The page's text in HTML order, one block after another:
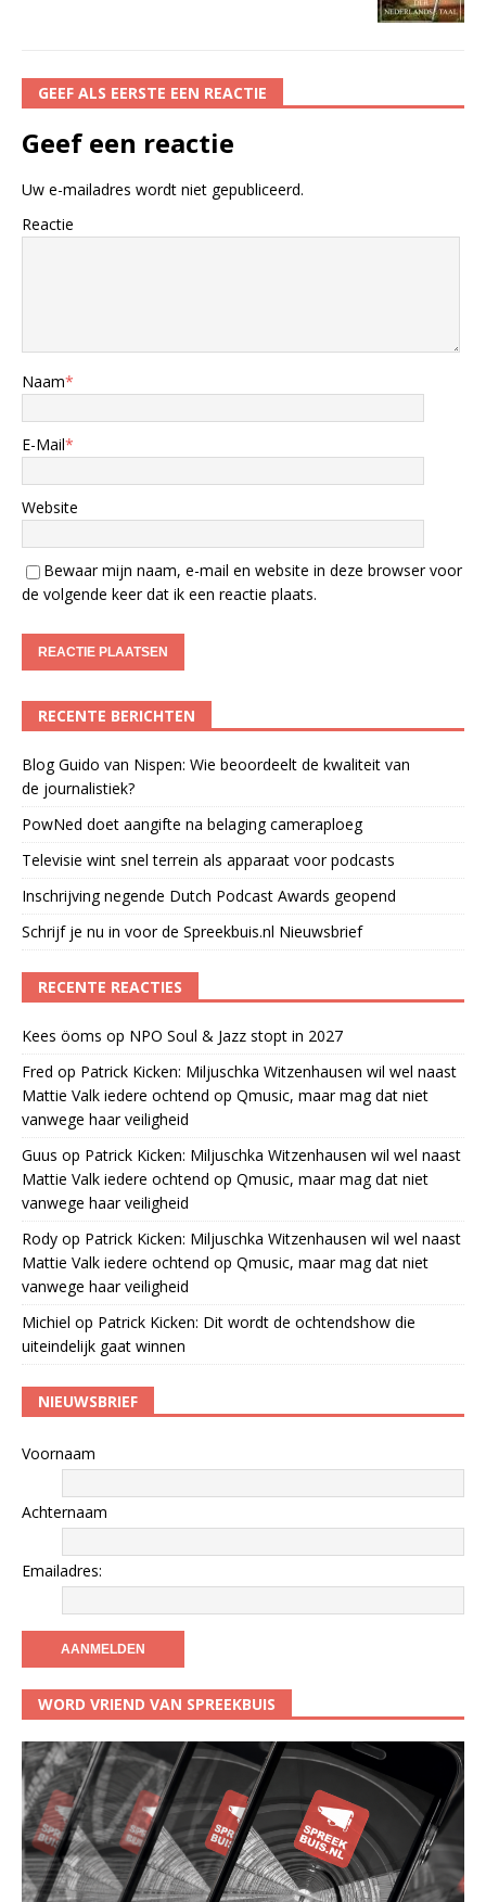
GEEF ALS EERSTE EEN REACTIE
Geef een reactie
Uw e-mailadres wordt niet gepubliceerd.
Reactie
Naam*
E-Mail*
Website
Bewaar mijn naam, e-mail en website in deze browser voor
de volgende keer dat ik een reactie plaats.
RECENTE BERICHTEN
Blog Guido van Nispen: Wie beoordeelt de kwaliteit van
de journalistiek?
PowNed doet aangifte na belaging cameraploeg
Televisie wint snel terrein als apparaat voor podcasts
Inschrijving negende Dutch Podcast Awards geopend
Schrijf je nu in voor de Spreekbuis.nl Nieuwsbrief
RECENTE REACTIES
Kees öoms op NPO Soul & Jazz stopt in 2027
Fred op Patrick Kicken: Miljuschka Witzenhausen wil wel naast
Mattie Valk iedere ochtend op Qmusic, maar mag dat niet
vanwege haar veiligheid
Guus op Patrick Kicken: Miljuschka Witzenhausen wil wel naast
Mattie Valk iedere ochtend op Qmusic, maar mag dat niet
vanwege haar veiligheid
Rody op Patrick Kicken: Miljuschka Witzenhausen wil wel naast
Mattie Valk iedere ochtend op Qmusic, maar mag dat niet
vanwege haar veiligheid
Michiel op Patrick Kicken: Dit wordt de ochtendshow die
uiteindelijk gaat winnen
NIEUWSBRIEF
Voornaam
Achternaam
Emailadres:
WORD VRIEND VAN SPREEKBUIS